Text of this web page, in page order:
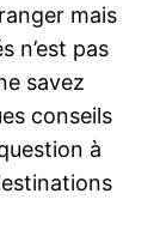
mais
n’est pas
savez
conseils
à